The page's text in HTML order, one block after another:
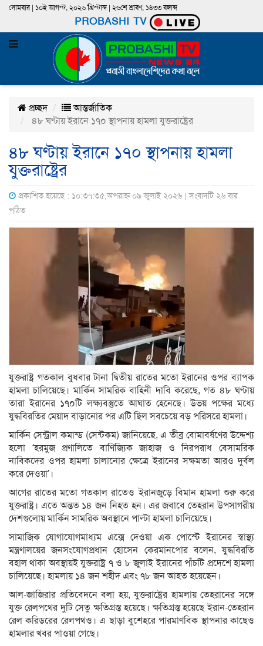
সোমবার | ১০ই আগস্ট, ২০২৬ খ্রিস্টাব্দ | ২৬শে শ্রাবণ, ১৪৩৩ বঙ্গাব্দ
PROBASHI TV
প্রচ্ছদ
আন্তর্জাতিক
৪৮ ঘণ্টায় ইরানে ১৭০ স্থাপনায় হামলা যুক্তরাষ্ট্রের
৪৮ ঘণ্টায় ইরানে ১৭০ স্থাপনায় হামলা
যুক্তরাষ্ট্রের
প্রকাশিত হয়েছে : ১০:৩৭:৩৫,অপরাহ্ন ০৯ জুলাই ২০২৬ | সংবাদটি ২৬ বার
পঠিত
যুক্তরাষ্ট্র গতকাল বুধবার টানা দ্বিতীয় রাতের মতো ইরানের ওপর ব্যাপক
হামলা চালিয়েছে। মার্কিন সামরিক বাহিনী দাবি করেছে, গত ৪৮ ঘণ্টায়
তারা ইরানের ১৭০টি লক্ষ্যবস্তুতে আঘাত হেনেছে। উভয় পক্ষের মধ্যে
যুদ্ধবিরতির মেয়াদ বাড়ানোর পর এটি ছিল সবচেয়ে বড় পরিসরে হামলা।
মার্কিন সেন্ট্রাল কমান্ড (সেন্টকম) জানিয়েছে, এ তীব্র বোমাবর্ষণের উদ্দেশ্য
হলো ‘হরমুজ প্রণালিতে বাণিজ্যিক জাহাজ ও নিরপরাধ বেসামরিক
নাবিকদের ওপর হামলা চালানোর ক্ষেত্রে ইরানের সক্ষমতা আরও দুর্বল
করে দেওয়া’।
আগের রাতের মতো গতকাল রাতেও ইরানজুড়ে বিমান হামলা শুরু করে
যুক্তরাষ্ট্র। এতে অন্তত ১৪ জন নিহত হন। এর জবাবে তেহরান উপসাগরীয়
দেশগুলোয় মার্কিন সামরিক অবস্থানে পাল্টা হামলা চালিয়েছে।
সামাজিক যোগাযোগমাধ্যম এক্সে দেওয়া এক পোস্টে ইরানের স্বাস্থ্য
মন্ত্রণালয়ের জনসংযোগপ্রধান হোসেন কেরমানপোর বলেন, যুদ্ধবিরতি
বহাল থাকা অবস্থায়ই যুক্তরাষ্ট্র ৭ ও ৮ জুলাই ইরানের পাঁচটি প্রদেশে হামলা
চালিয়েছে। হামলায় ১৪ জন শহীদ এবং ৭৮ জন আহত হয়েছেন।
আল-জাজিরার প্রতিবেদনে বলা হয়, যুক্তরাষ্ট্রের হামলায় তেহরানের সঙ্গে
যুক্ত রেলপথের দুটি সেতু ক্ষতিগ্রস্ত হয়েছে। ক্ষতিগ্রস্ত হয়েছে ইরান-তেহরান
রেল করিডরের রেলপথও। এ ছাড়া বুশেহরে পারমাণবিক স্থাপনার কাছেও
হামলার খবর পাওয়া গেছে।